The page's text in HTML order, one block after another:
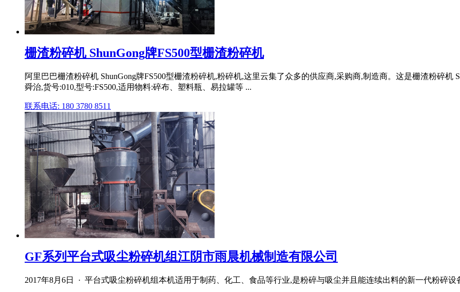
栅渣粉碎机 ShunGong牌FS500型栅渣粉碎机
阿里巴巴栅渣粉碎机 ShunGong牌FS500型栅渣粉碎机,粉碎机,这里云集了众多的供应商,采购商,制造商。这是栅渣粉碎机
舜治,货号:010,型号:FS500,适用物料:碎布、塑料瓶、易拉罐等 ...
联系电话: 180 3780 8511
GF系列平台式吸尘粉碎机组江阴市雨晨机械制造有限公司
2017年8月6日 · 平台式吸尘粉碎机组本机适用于制药、化工、食品等行业,是粉碎与吸尘并且能连续出料的新一代粉碎设